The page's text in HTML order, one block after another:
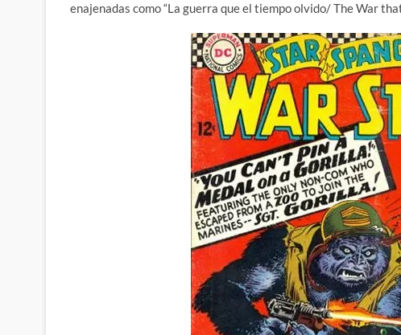
enajenadas como “La guerra que el tiempo olvido/ The War